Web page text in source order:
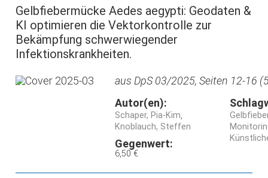
Gelbfiebermücke Aedes aegypti: Geodaten &
KI optimieren die Vektorkontrolle zur
Bekämpfung schwerwiegender
Infektionskrankheiten.
aus DpS 03/2025, Seiten 12-16
Autor(en):
Schaper, Pia-Kim
Knoblauch, Steffen
Gegenwert:
6,50 €